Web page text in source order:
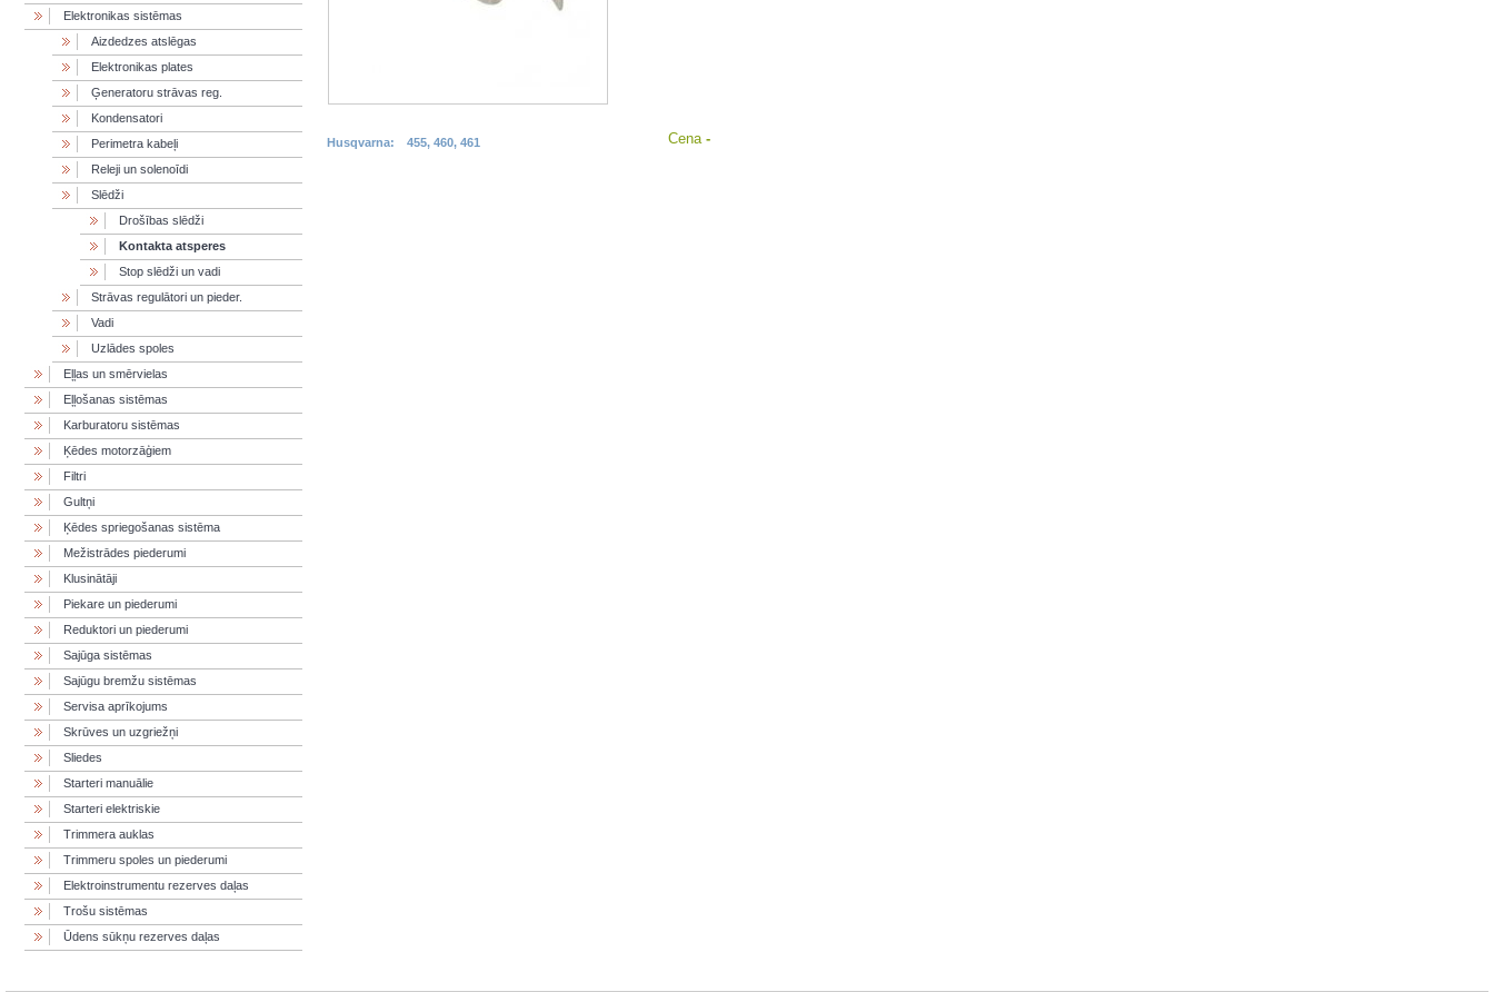
Elektronikas sistēmas
Aizdedzes atslēgas
Elektronikas plates
Ģeneratoru strāvas reg.
Kondensatori
Perimetra kabeļi
Releji un solenoīdi
Slēdži
Drošības slēdži
Kontakta atsperes
Stop slēdži un vadi
Strāvas regulātori un pieder.
Vadi
Uzlādes spoles
Eļļas un smērvielas
Eļļošanas sistēmas
Karburatoru sistēmas
Ķēdes motorzāģiem
Filtri
Gultņi
Ķēdes spriegošanas sistēma
Mežistrādes piederumi
Klusinātāji
Piekare un piederumi
Reduktori un piederumi
Sajūga sistēmas
Sajūgu bremžu sistēmas
Servisa aprīkojums
Skrūves un uzgriežņi
Sliedes
Starteri manuālie
Starteri elektriskie
Trimmera auklas
Trimmeru spoles un piederumi
Elektroinstrumentu rezerves daļas
Trošu sistēmas
Ūdens sūkņu rezerves daļas
Husqvarna: 455, 460, 461 Cena -